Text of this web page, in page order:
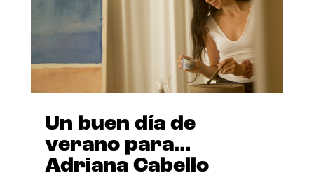
Un buen día de
verano para…
Adriana Cabello